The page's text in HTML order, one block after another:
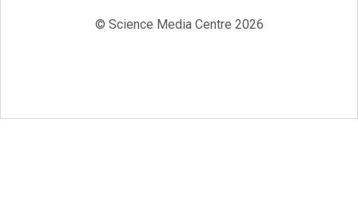
© Science Media Centre 2026